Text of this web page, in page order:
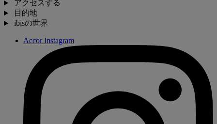
アクセスする
目的地
ibisの世界
Accor Instagram